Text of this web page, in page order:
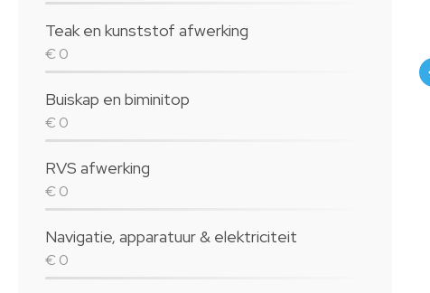
Teak en kunststof afwerking
€ 0
Buiskap en biminitop
€ 0
RVS afwerking
€ 0
Navigatie, apparatuur & elektriciteit
€ 0